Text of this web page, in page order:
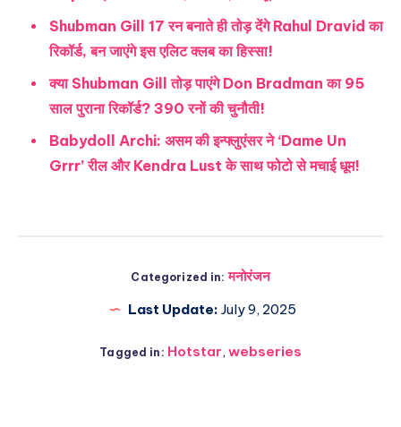
Shubman Gill 17 रन बनाते ही तोड़ देंगे Rahul Dravid का
रिकॉर्ड, बन जाएंगे इस एलिट क्लब का हिस्सा!
क्या Shubman Gill तोड़ पाएंगे Don Bradman का 95
साल पुराना रिकॉर्ड? 390 रनों की चुनौती!
Babydoll Archi: असम की इन्फ्लुएंसर ने ‘Dame Un
Grrr’ रील और Kendra Lust के साथ फोटो से मचाई धूम!
Categorized in: मनोरंजन
Last Update: July 9, 2025
Tagged in: Hotstar, webseries